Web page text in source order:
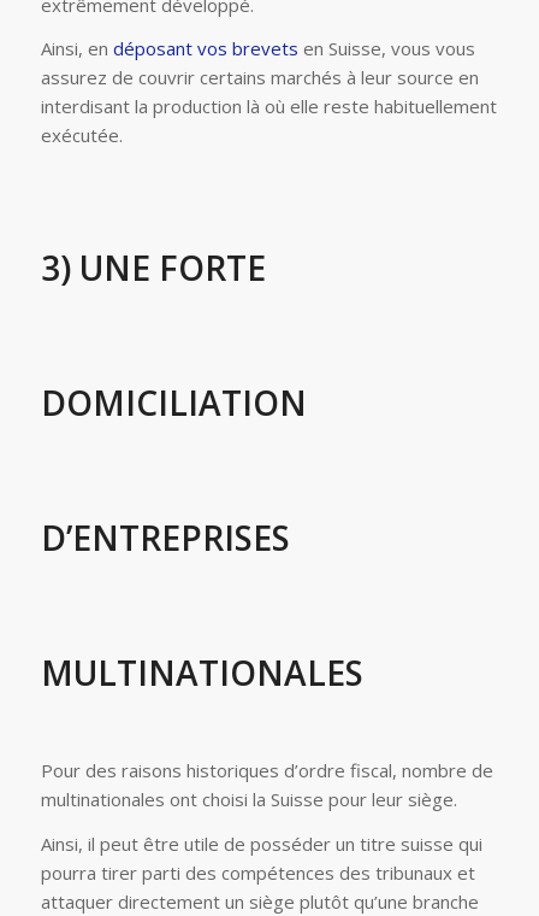
Ainsi, en déposant vos brevets en Suisse, vous vous
assurez de couvrir certains marchés à leur source en
interdisant la production là où elle reste habituellement
exécutée.
3) UNE FORTE
DOMICILIATION
D’ENTREPRISES
MULTINATIONALES
Pour des raisons historiques d’ordre fiscal, nombre de
multinationales ont choisi la Suisse pour leur siège.
Ainsi, il peut être utile de posséder un titre suisse qui
pourra tirer parti des compétences des tribunaux et
attaquer directement un siège plutôt qu’une branche